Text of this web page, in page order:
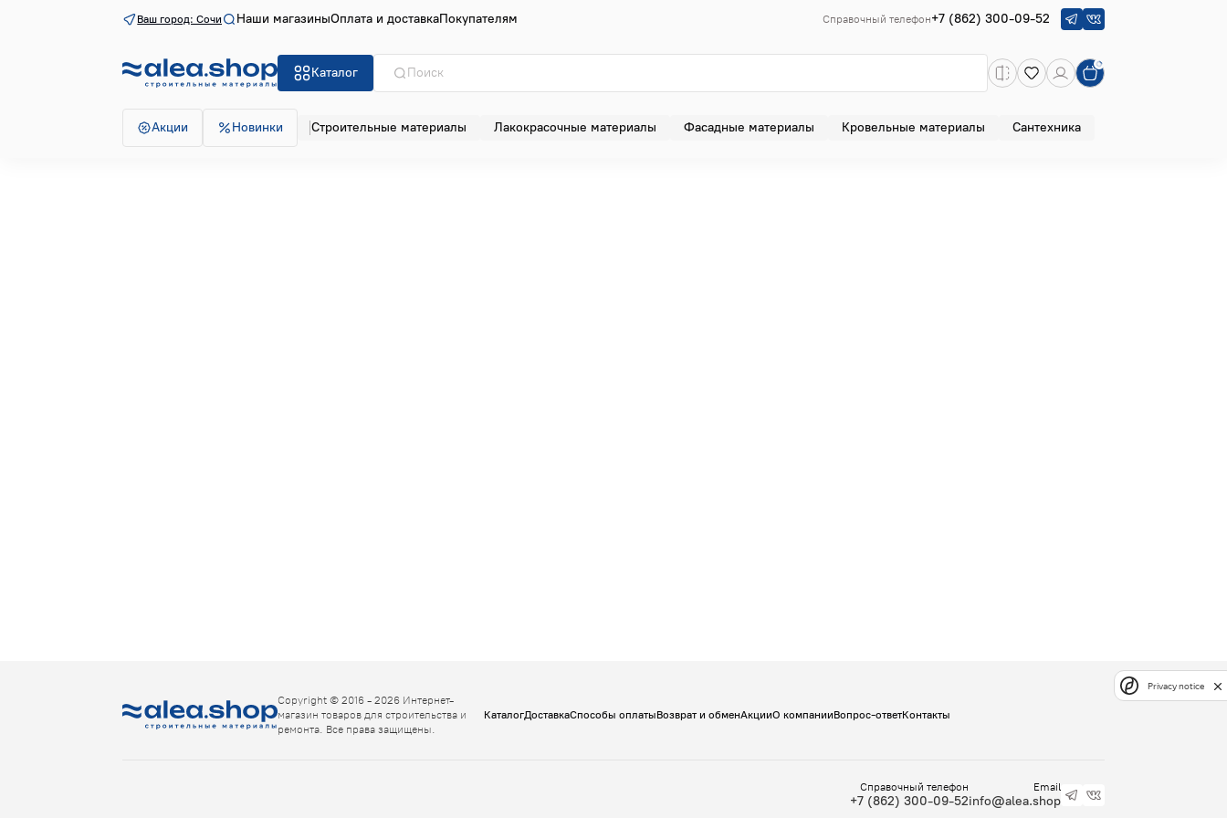
Ваш город: Сочи Наши магазиныОплата и доставкаПокупателям Справочный телефон+7 (862) 300-09-52
Каталог
Акции Новинки Строительные материалы Лакокрасочные материалы Фасадные материалы Кровельные материалы Сантехника
Copyright © 2016 - 2026 Интернет-
магазин товаров для строительства и
ремонта. Все права защищены.
КаталогДоставкаСпособы оплатыВозврат и обменАкцииО компанииВопрос-ответКонтакты
Справочный телефон
+7 (862) 300-09-52
Email
info@alea.shop
Privacy notice